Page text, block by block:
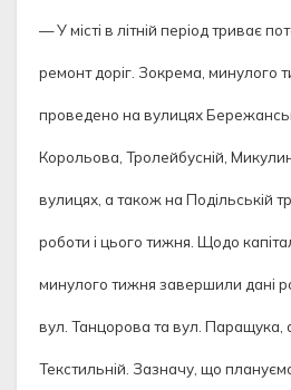
— У місті в літній період триває
ремонт доріг. Зокрема, минулого
проведено на вулицях
Корольова, Тролейбусній,
вулицях, а також на Подільській
роботи і цього тижня. Щодо
минулого тижня завершили дані
вул. Танцорова та вул. Паращука,
Текстильній. Зазначу, що